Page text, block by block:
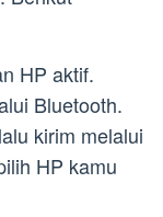
HP aktif.
Bluetooth.
kirim melalui
HP kamu